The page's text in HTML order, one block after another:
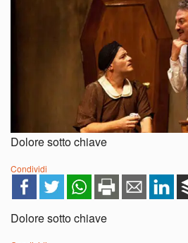
Dolore sotto chiave
Condividi
Dolore sotto chiave